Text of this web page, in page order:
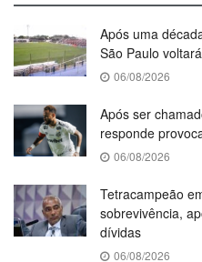
Após uma
São Paulo
06/08/2026
Após ser
responde
06/08/2026
Tetracampeão
sobrevivência,
dívidas
06/08/2026